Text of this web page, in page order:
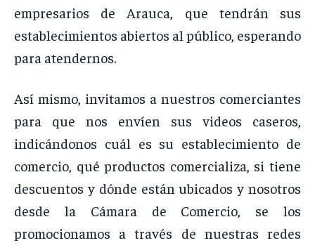
empresarios de Arauca, que tendrán sus
establecimientos abiertos al público, esperando
para atendernos.
Así mismo, invitamos a nuestros comerciantes
para que nos envíen sus videos caseros,
indicándonos cuál es su establecimiento de
comercio, qué productos comercializa, si tiene
descuentos y dónde están ubicados y nosotros
desde la Cámara de Comercio, se los
promocionamos a través de nuestras redes